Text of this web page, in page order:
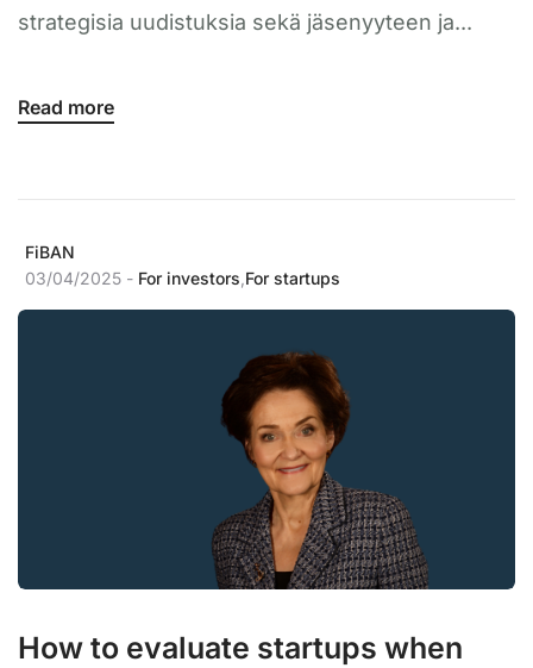
strategisia uudistuksia sekä jäsenyyteen ja...
Read more
FiBAN
03/04/2025 - For investors For startups
How to evaluate startups when